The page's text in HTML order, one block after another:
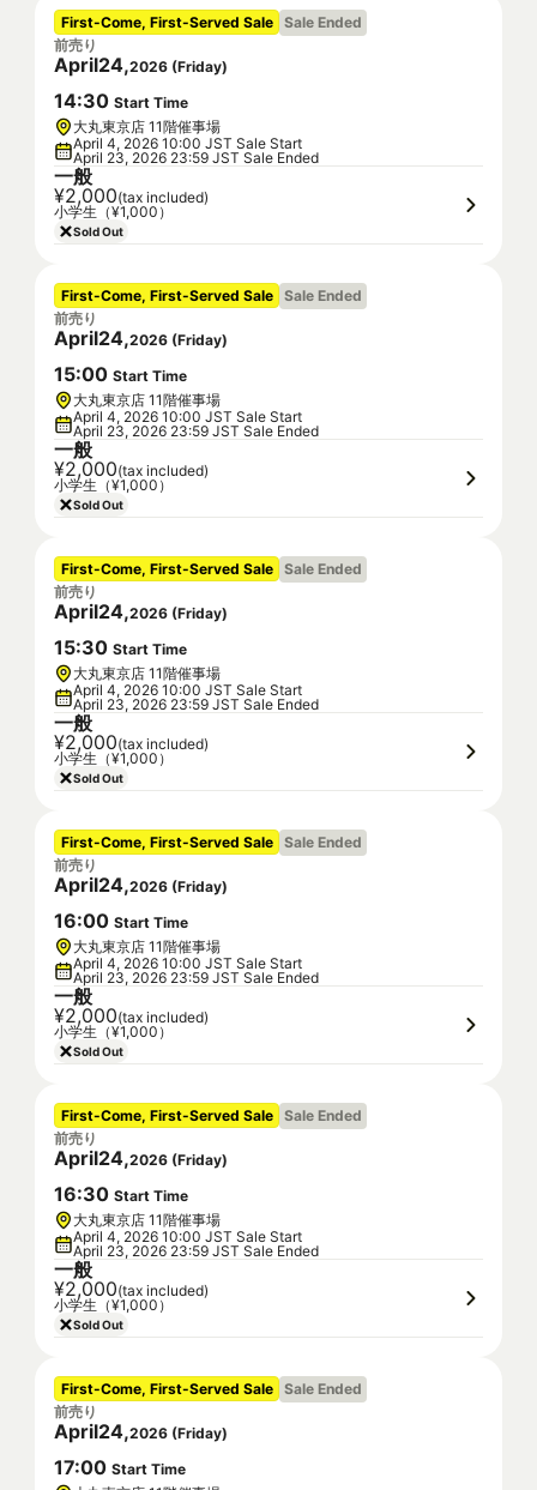
First-Come, First-Served Sale Sale Ended
前売り
April24,2026 (Friday)
14:30 Start Time
大丸東京店 11階催事場
April 4, 2026 10:00 JST Sale Start
April 23, 2026 23:59 JST Sale Ended
一般
¥2,000(tax included)
小学生（¥1,000）
Sold Out
First-Come, First-Served Sale Sale Ended
前売り
April24,2026 (Friday)
15:00 Start Time
大丸東京店 11階催事場
April 4, 2026 10:00 JST Sale Start
April 23, 2026 23:59 JST Sale Ended
一般
¥2,000(tax included)
小学生（¥1,000）
Sold Out
First-Come, First-Served Sale Sale Ended
前売り
April24,2026 (Friday)
15:30 Start Time
大丸東京店 11階催事場
April 4, 2026 10:00 JST Sale Start
April 23, 2026 23:59 JST Sale Ended
一般
¥2,000(tax included)
小学生（¥1,000）
Sold Out
First-Come, First-Served Sale Sale Ended
前売り
April24,2026 (Friday)
16:00 Start Time
大丸東京店 11階催事場
April 4, 2026 10:00 JST Sale Start
April 23, 2026 23:59 JST Sale Ended
一般
¥2,000(tax included)
小学生（¥1,000）
Sold Out
First-Come, First-Served Sale Sale Ended
前売り
April24,2026 (Friday)
16:30 Start Time
大丸東京店 11階催事場
April 4, 2026 10:00 JST Sale Start
April 23, 2026 23:59 JST Sale Ended
一般
¥2,000(tax included)
小学生（¥1,000）
Sold Out
First-Come, First-Served Sale Sale Ended
前売り
April24,2026 (Friday)
17:00 Start Time